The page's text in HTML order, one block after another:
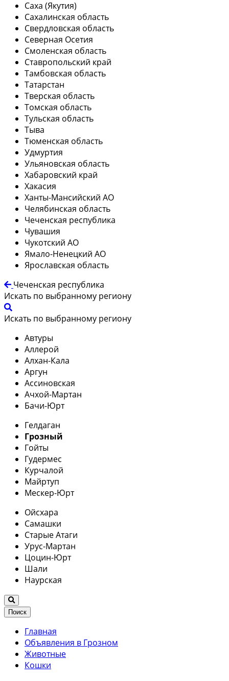
Саха (Якутия)
Сахалинская область
Свердловская область
Северная Осетия
Смоленская область
Ставропольский край
Тамбовская область
Татарстан
Тверская область
Томская область
Тульская область
Тыва
Тюменская область
Удмуртия
Ульяновская область
Хабаровский край
Хакасия
Ханты-Мансийский АО
Челябинская область
Чеченская республика
Чувашия
Чукотский АО
Ямало-Ненецкий АО
Ярославская область
Чеченская республика
Искать по выбранному региону
Искать по выбранному региону
Автуры
Аллерой
Алхан-Кала
Аргун
Ассиновская
Ачхой-Мартан
Бачи-Юрт
Гелдаган
Грозный
Гойты
Гудермес
Курчалой
Майртуп
Мескер-Юрт
Ойсхара
Самашки
Старые Атаги
Урус-Мартан
Цоцин-Юрт
Шали
Наурская
Поиск
Главная
Объявления в Грозном
Животные
Кошки